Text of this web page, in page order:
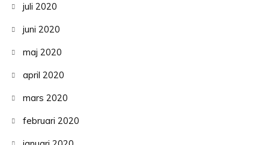
juli 2020
juni 2020
maj 2020
april 2020
mars 2020
februari 2020